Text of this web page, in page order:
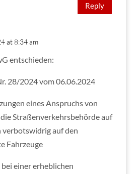
Reply
at 8:34 am
entschieden:
28/2024 vom 06.06.2024
eines Anspruchs von
Straßenverkehrsbehörde auf
verbotswidrig auf den
Fahrzeuge
einer erheblichen